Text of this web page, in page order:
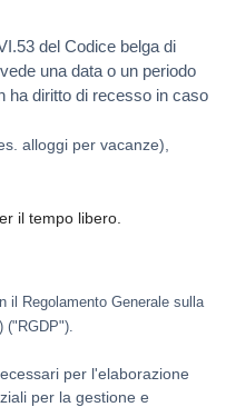
del Codice belga di
una data o un periodo
ha diritto di recesso in caso
alloggi per vacanze),
il tempo libero.
il Regolamento Generale sulla
("RGDP").
per l'elaborazione
per la gestione e